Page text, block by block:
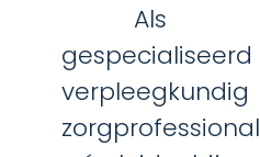
Als
gespecialiseerd
verpleegkundig
zorgprofessional